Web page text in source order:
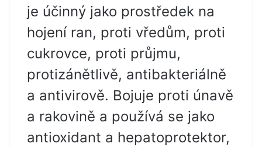
je účinný jako prostředek na
hojení ran, proti vředům, proti
cukrovce, proti průjmu,
protizánětlivě, antibakteriálně
a antivirově. Bojuje proti únavě
a rakovině a používá se jako
antioxidant a hepatoprotektor,